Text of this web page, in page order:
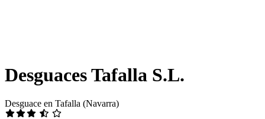
Desguaces Tafalla S.L.
Desguace en Tafalla (Navarra)